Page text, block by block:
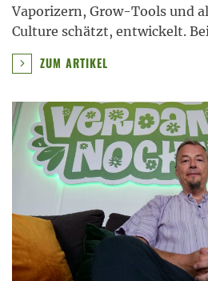
Vaporizern, Grow-Tools und
Culture schätzt, entwickelt.
ZUM ARTIKEL